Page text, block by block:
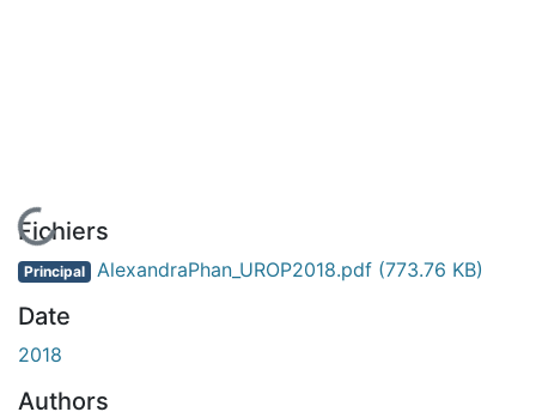
En cours de chargement...
Fichiers
Principal AlexandraPhan_UROP2018.pdf (773.76 KB)
Date
2018
Authors